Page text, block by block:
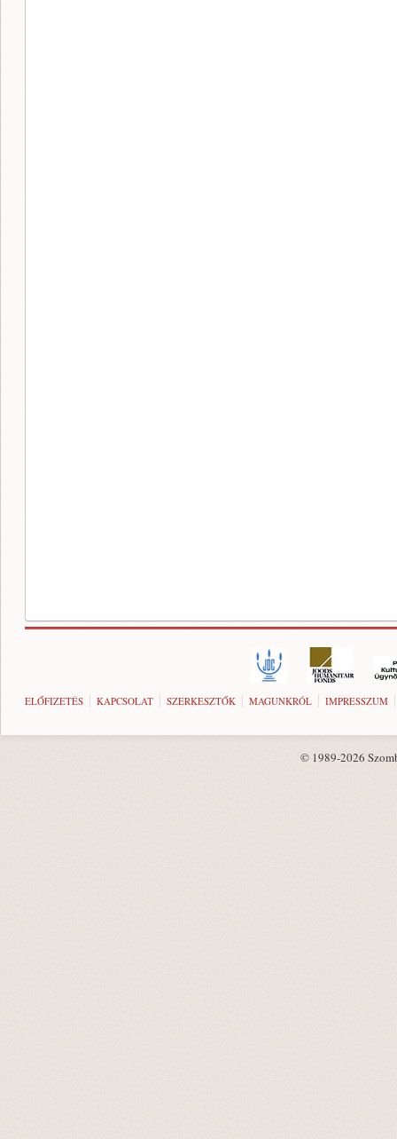
ELŐFIZETÉS KAPCSOLAT SZERKESZTŐK MAGUNKRÓL IMPRESSZUM
© 1989-2026